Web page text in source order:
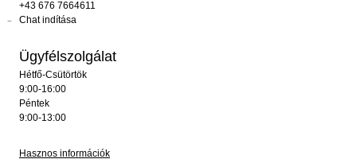
+43 676 7664611
Chat indítása
Ügyfélszolgálat
Hétfő-Csütörtök
9:00-16:00
Péntek
9:00-13:00
Hasznos információk